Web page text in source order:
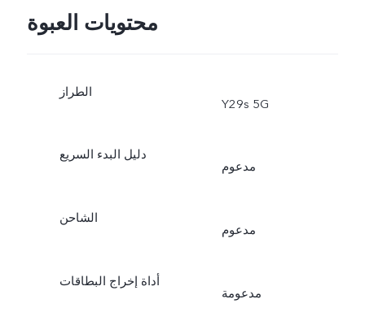
محتويات العبوة
الطراز
Y29s 5G
دليل البدء السريع
مدعوم
الشاحن
مدعوم
أداة إخراج البطاقات
مدعومة